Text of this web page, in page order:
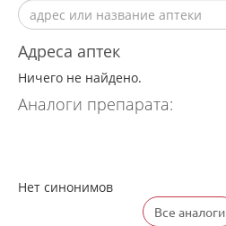
Адреса аптек
Ничего не найдено.
Аналоги препарата:
Нет синонимов
Все аналоги